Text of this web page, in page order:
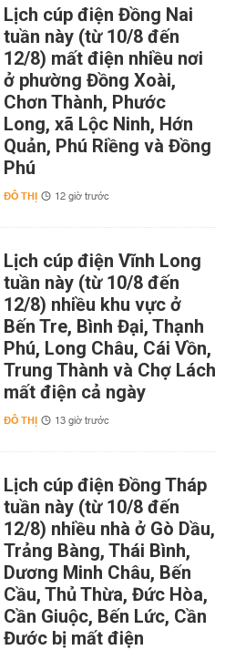
Lịch cúp điện Đồng Nai
tuần này (từ 10/8 đến
12/8) mất điện nhiều nơi
ở phường Đồng Xoài,
Chơn Thành, Phước
Long, xã Lộc Ninh, Hớn
Quản, Phú Riềng và Đồng
Phú
ĐÔ THỊ 12 giờ trước
Lịch cúp điện Vĩnh Long
tuần này (từ 10/8 đến
12/8) nhiều khu vực ở
Bến Tre, Bình Đại, Thạnh
Phú, Long Châu, Cái Vồn,
Trung Thành và Chợ Lách
mất điện cả ngày
ĐÔ THỊ 13 giờ trước
Lịch cúp điện Đồng Tháp
tuần này (từ 10/8 đến
12/8) nhiều nhà ở Gò Dầu,
Trảng Bàng, Thái Bình,
Dương Minh Châu, Bến
Cầu, Thủ Thừa, Đức Hòa,
Cần Giuộc, Bến Lức, Cần
Đước bị mất điện